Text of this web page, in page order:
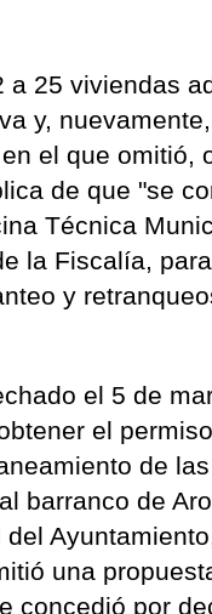
25 viviendas
y,
el que omitió,
de que "se
Técnica
la Fiscalía,
y
el 5 de
el
de
barranco de
una
concedió por